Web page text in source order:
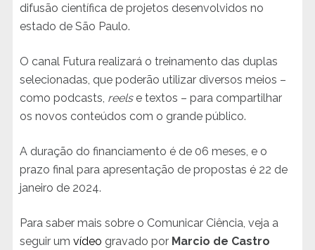
difusão científica de projetos desenvolvidos no
estado de São Paulo.
O canal Futura realizará o treinamento das duplas
selecionadas, que poderão utilizar diversos meios –
como podcasts, reelse textos – para compartilhar
os novos conteúdos com o grande público.
A duração do financiamento é de 06 meses, e o
prazo final para apresentação de propostas é 22 de
janeiro de 2024.
Para saber mais sobre o Comunicar Ciência, veja a
seguir um vídeo gravado por Marcio de Castro